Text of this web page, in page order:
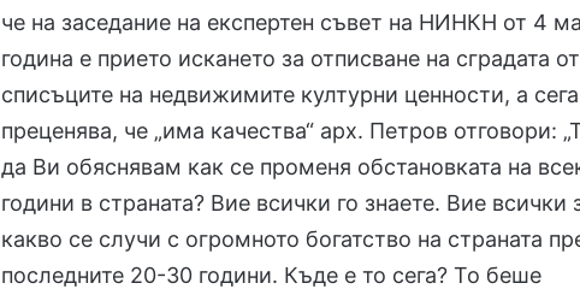
че на заседание на експертен съвет на НИНКН от 4
година е прието искането за отписване на сградата от
списъците на недвижимите културни ценности, а
преценява, че „има качества“ арх. Петров отговори:
да Ви обяснявам как се променя обстановката на
години в страната? Вие всички го знаете. Вие всички
какво се случи с огромното богатство на страната
последните 20-30 години. Къде е то сега? То беше